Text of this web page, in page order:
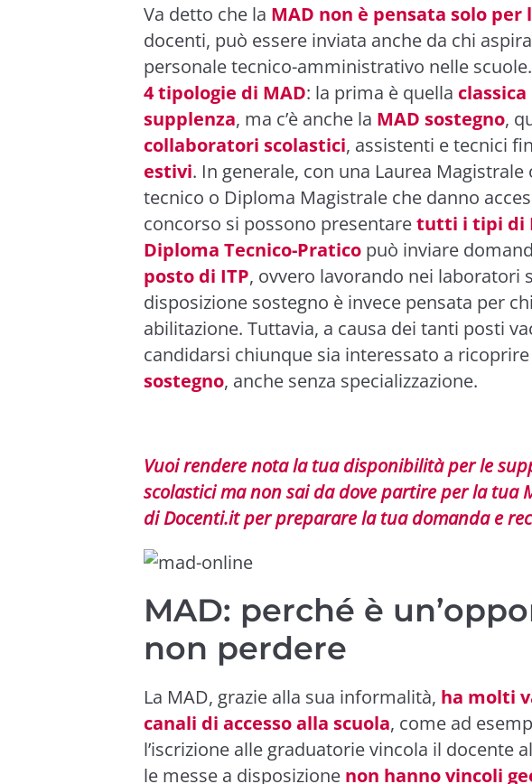
Va detto che la MAD non è pensata solo per
docenti, può essere inviata anche da chi
personale tecnico-amministrativo nelle
4 tipologie di MAD: la prima è quella
supplenza, ma c’è anche la MAD sostegno,
collaboratori scolastici, assistenti e tecnici
estivi. In generale, con una Laurea
tecnico o Diploma Magistrale che danno
concorso si possono presentaretutti i tipi di
Diploma Tecnico-Pratico può inviare
posto di ITP, ovvero lavorando nei laboratori
disposizione sostegno è invece pensata per
abilitazione. Tuttavia, a causa dei tanti posti
candidarsi chiunque sia interessato a ricoprire
sostegno, anche senza specializzazione.
Vuoi rendere nota la tua disponibilità per le
scolastici ma non sai da dove partire per la tua
di Docenti.it per preparare la tua domanda e
MAD: perché è
non perdere
La MAD, grazie alla sua informalità, ha molti
canali di accesso alla scuola, come ad
l’iscrizione alle graduatorie vincola il docente
le messe a disposizione non hanno vincoli